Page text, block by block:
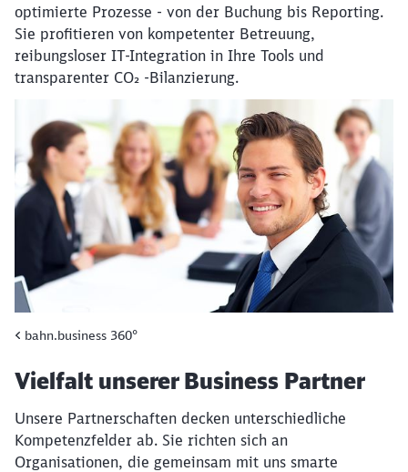
optimierte Prozesse - von der Buchung bis Reporting.
Sie profitieren von kompetenter Betreuung,
reibungsloser IT-Integration in Ihre Tools und
transparenter CO₂ -Bilanzierung.
Geschäftsmann in einem Meeting, lächelt
bahn.business 360°
Vielfalt unserer Business Partner
Unsere Partnerschaften decken unterschiedliche
Kompetenzfelder ab. Sie richten sich an
Organisationen, die gemeinsam mit uns smarte